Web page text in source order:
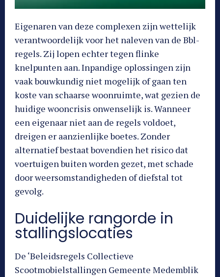
Eigenaren van deze complexen zijn wettelijk
verantwoordelijk voor het naleven van de Bbl-
regels. Zij lopen echter tegen flinke
knelpunten aan. Inpandige oplossingen zijn
vaak bouwkundig niet mogelijk of gaan ten
koste van schaarse woonruimte, wat gezien de
huidige wooncrisis onwenselijk is. Wanneer
een eigenaar niet aan de regels voldoet,
dreigen er aanzienlijke boetes. Zonder
alternatief bestaat bovendien het risico dat
voertuigen buiten worden gezet, met schade
door weersomstandigheden of diefstal tot
gevolg.
Duidelijke rangorde in
stallingslocaties
De ‘Beleidsregels Collectieve
Scootmobielstallingen Gemeente Medemblik